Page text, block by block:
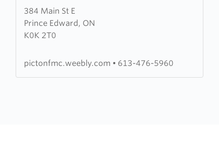
384 Main St E
Prince Edward, ON
K0K 2T0
Prince
Edward
County
Methodist
pictonfmc.weebly.com • 613-476-5960